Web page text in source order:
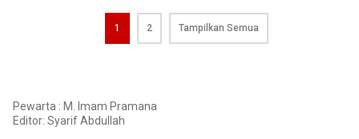
1 2 Tampilkan Semua
Pewarta : M. Imam Pramana
Editor: Syarif Abdullah